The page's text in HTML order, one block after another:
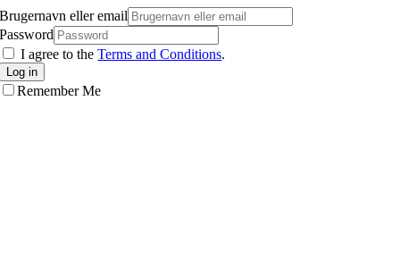
Brugernavn eller email
Password
I agree to theTerms and Conditions.
Log in
Remember Me